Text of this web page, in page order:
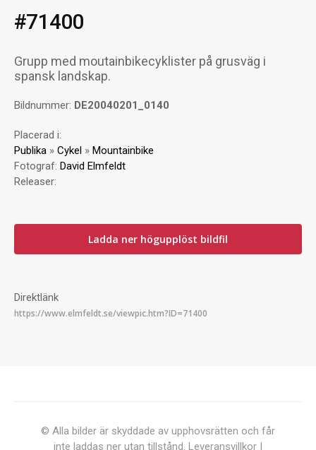
#71400
Grupp med moutainbikecyklister på grusväg i
spansk landskap.
Bildnummer: DE20040201_0140
Placerad i:
Publika » Cykel » Mountainbike
Fotograf: David Elmfeldt
Releaser:
Ladda ner högupplöst bildfil
Direktlänk
© Alla bilder är skyddade av upphovsrätten och får
inte laddas ner utan tillstånd. Leveransvillkor |